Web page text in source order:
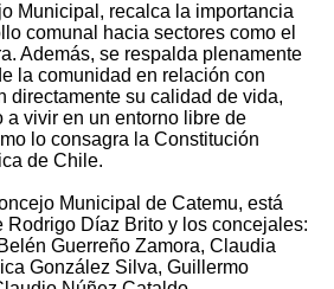
Municipal, recalca la importancia
comunal hacia sectores como el
Además, se respalda plenamente
la comunidad en relación con
directamente su calidad de vida,
a vivir en un entorno libre de
lo consagra la Constitución
de Chile.
Municipal de Catemu, está
Rodrigo Díaz Brito y los concejales:
Guerreño Zamora, Claudia
González Silva, Guillermo